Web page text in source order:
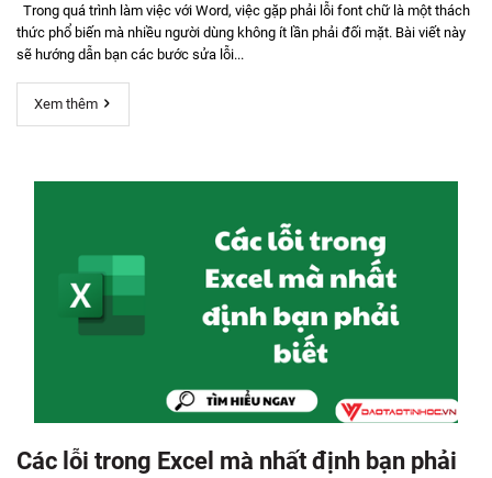
Trong quá trình làm việc với Word, việc gặp phải lỗi font chữ là một thách
thức phổ biến mà nhiều người dùng không ít lần phải đối mặt. Bài viết này
sẽ hướng dẫn bạn các bước sửa lỗi...
Xem thêm
Các lỗi trong Excel mà nhất định bạn phải